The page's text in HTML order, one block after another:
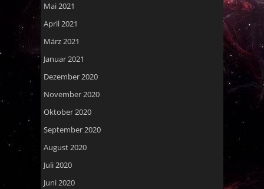
Mai 2021
April 2021
März 2021
Januar 2021
Dezember 2020
November 2020
Oktober 2020
September 2020
August 2020
Juli 2020
Juni 2020